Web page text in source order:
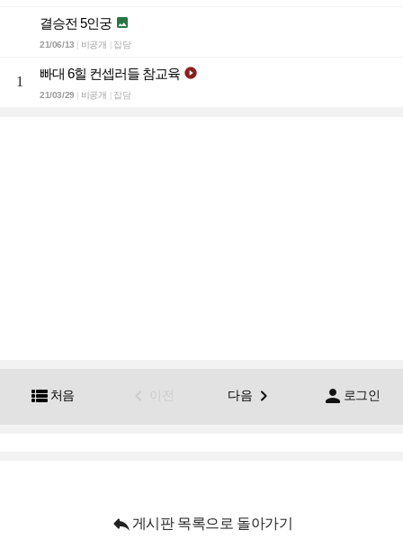
결승전 5인궁 
21/06/13 비공개 잡담
1
빠대 6힐 컨셉러들 참교육 
21/03/29 비공개 잡담
 처음 다음   로그인
 게시판 목록으로 돌아가기